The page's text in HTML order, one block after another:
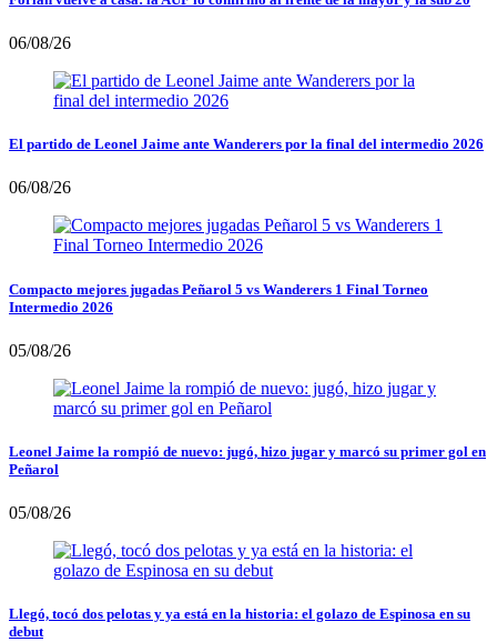
06/08/26
El partido de Leonel Jaime ante Wanderers por la final del intermedio 2026
06/08/26
Compacto mejores jugadas Peñarol 5 vs Wanderers 1 Final Torneo
Intermedio 2026
05/08/26
Leonel Jaime la rompió de nuevo: jugó, hizo jugar y marcó su primer gol en
Peñarol
05/08/26
Llegó, tocó dos pelotas y ya está en la historia: el golazo de Espinosa en su
debut